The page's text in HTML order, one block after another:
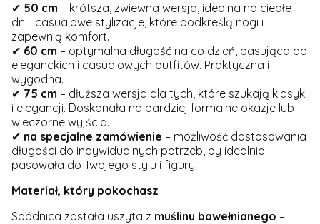
✔ 50 cm – krótsza, zwiewna wersja, idealna na ciepłe
dni i casualowe stylizacje, które podkreślą nogi i
zapewnią komfort.
✔ 60 cm – optymalna długość na co dzień, pasująca do
eleganckich i casualowych outfitów. Praktyczna i
wygodna.
✔ 75 cm – dłuższa wersja dla tych, które szukają klasyki
i elegancji. Doskonała na bardziej formalne okazje lub
wieczorne wyjścia.
✔ na specjalne zamówienie – możliwość dostosowania
długości do indywidualnych potrzeb, by idealnie
pasowała do Twojego stylu i figury.
Materiał, który pokochasz
Spódnica została uszyta z muślinu bawełnianego –